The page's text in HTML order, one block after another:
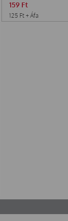
159 Ft
125 Ft + Áfa